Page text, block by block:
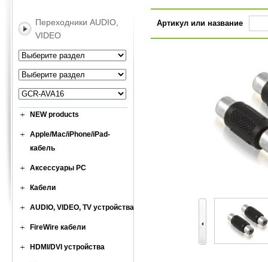
Переходники AUDIO,
VIDEO
NEW products
Apple/Mac/iPhone/iPad-
кабель
Аксессуары PC
Кабели
AUDIO, VIDEO, TV устройства
FireWire кабели
HDMI/DVI устройства
Артикул или название